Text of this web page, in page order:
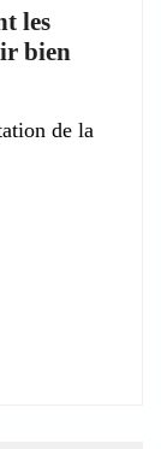
les
bien
de la